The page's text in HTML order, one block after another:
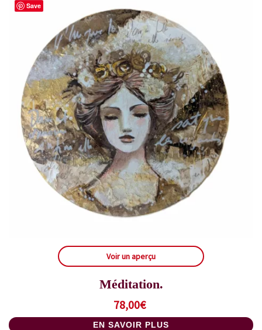
Save
Voir un aperçu
Méditation.
78,00€
EN SAVOIR PLUS